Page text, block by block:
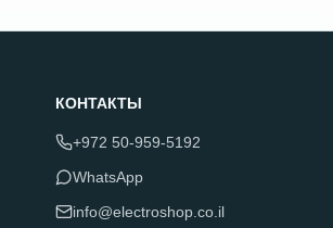
КОНТАКТЫ
+972 50-959-5192
WhatsApp
info@electroshop.co.il